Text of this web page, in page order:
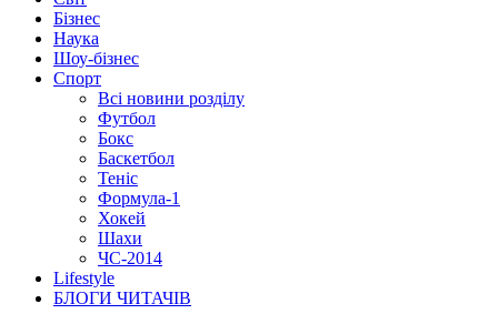
Бізнес
Наука
Шоу-бізнес
Спорт
Всі новини розділу
Футбол
Бокс
Баскетбол
Теніс
Формула-1
Хокей
Шахи
ЧС-2014
Lifestyle
БЛОГИ ЧИТАЧІВ